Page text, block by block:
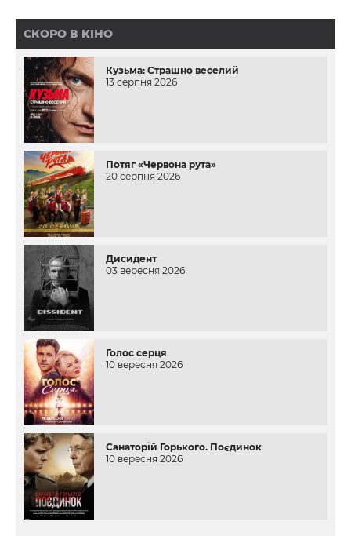
СКОРО В КІНО
Кузьма: Страшно веселий
13 серпня 2026
Потяг «Червона рута»
20 серпня 2026
Дисидент
03 вересня 2026
Голос серця
10 вересня 2026
Санаторій Горького. Поєдинок
10 вересня 2026